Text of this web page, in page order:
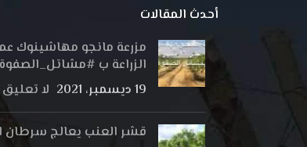
أحدث المقالات
الزراعة ب #مشاتل_الصفوة
19 ديسمبر، 2021
لا تعليق
قشر العنب يعالج سرطان